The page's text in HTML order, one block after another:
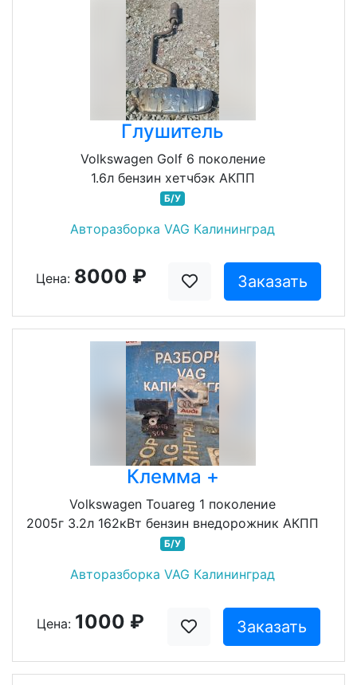
Глушитель
Volkswagen Golf 6 поколение
1.6л бензин хетчбэк АКПП
Б/У
Авторазборка VAG Калининград
Цена: 8000 ₽ Заказать
Клемма +
Volkswagen Touareg 1 поколение
2005г 3.2л 162кВт бензин внедорожник АКПП
Б/У
Авторазборка VAG Калининград
Цена: 1000 ₽ Заказать